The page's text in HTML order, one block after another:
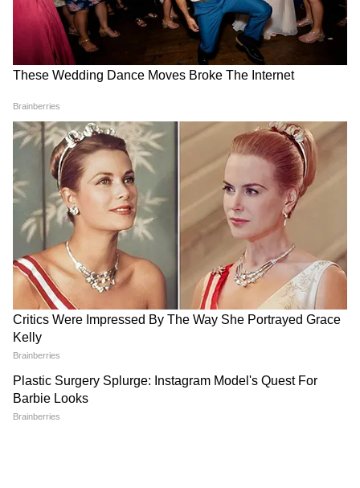
बेड लक से हैं परेशान तो रोज सुबह करें ये 4 काम,
दुर्भाग्य बदल जाएगा सौभाग्य में!
धनवान और बहुत किस्मत वाला होता है वह शख्स
जिसकी हथेली में होते हैं इस तरह के निशान और
रेखाएं
Chandra Grahan 2026: क्या
होली पर होगा चंद्र ग्रहण? जानें सच
या झूठ
Makar Sankranti 2026
Muhurat: दोपहर बाद शुरू होगा
मकर संक्रांति का मुहूर्त, यहां नोट करें
टाइम
LATEST VIDEOS
गए Jharkhand, सुनिए क्या कहा...